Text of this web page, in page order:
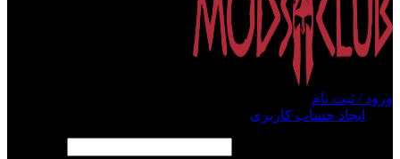
ورود / ثبت نام
ایجاد حساب کاربری